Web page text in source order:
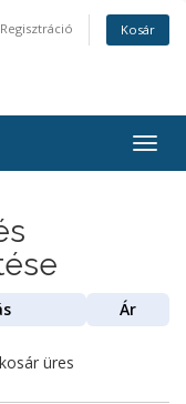
Regisztráció Kosár
Ár
üres